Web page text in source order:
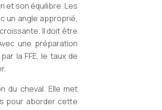
et son équilibre. Les
un angle approprié,
Il doit être
une préparation
la FFE, le taux de
du cheval. Elle met
pour aborder cette